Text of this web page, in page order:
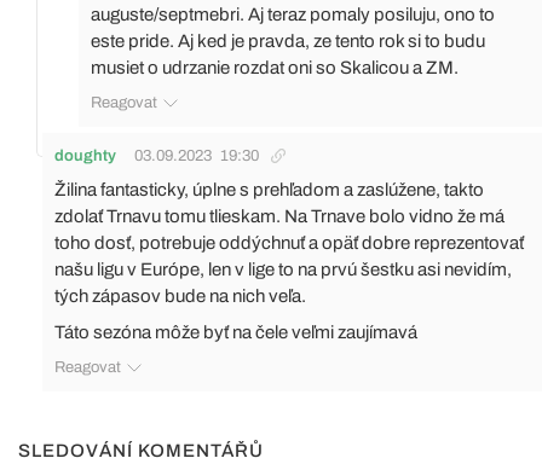
auguste/septmebri. Aj teraz pomaly posiluju, ono to
este pride. Aj ked je pravda, ze tento rok si to budu
musiet o udrzanie rozdat oni so Skalicou a ZM.
Reagovat
doughty 03.09.2023 19:30
Žilina fantasticky, úplne s prehľadom a zaslúžene, takto
zdolať Trnavu tomu tlieskam. Na Trnave bolo vidno že má
toho dosť, potrebuje oddýchnuť a opäť dobre reprezentovať
našu ligu v Európe, len v lige to na prvú šestku asi nevidím,
tých zápasov bude na nich veľa.
Táto sezóna môže byť na čele veľmi zaujímavá
Reagovat
SLEDOVÁNÍ KOMENTÁŘŮ